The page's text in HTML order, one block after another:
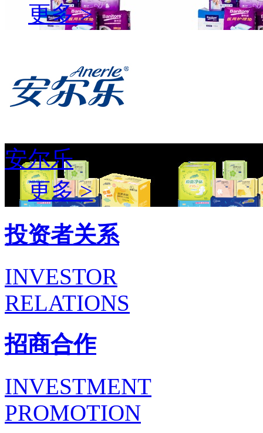
更多 >
安尔乐
更多 >
投资者关系
INVESTOR
RELATIONS
招商合作
INVESTMENT
PROMOTION